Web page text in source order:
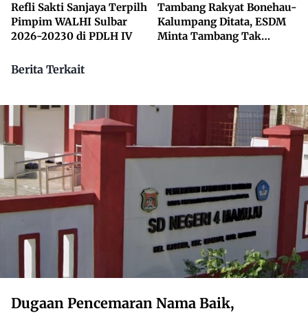
Refli Sakti Sanjaya Terpilh
Pimpim WALHI Sulbar
2026-20230 di PDLH IV
Tambang Rakyat Bonehau-
Kalumpang Ditata, ESDM
Minta Tambang Tak
Berita Terkait
Dugaan Pencemaran Nama Baik,